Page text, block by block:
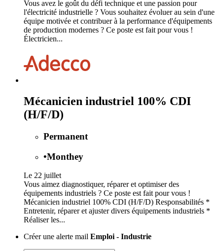
Vous avez le goût du défi technique et une passion pour
l'électricité industrielle ? Vous souhaitez évoluer au sein d'une
équipe motivée et contribuer à la performance d'équipements
de production modernes ? Ce poste est fait pour vous !
Électricien...
Mécanicien industriel 100% CDI
(H/F/D)
Permanent
•Monthey
Le 22 juillet
Vous aimez diagnostiquer, réparer et optimiser des
équipements industriels ? Ce poste est fait pour vous !
Mécanicien industriel 100% CDI (H/F/D) Responsabilités *
Entretenir, réparer et ajuster divers équipements industriels *
Réaliser les...
Créer une alerte mail Emploi - Industrie